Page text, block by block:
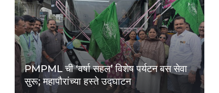
PMPML ची ‘वर्षा सहल’ विशेष पर्यटन बस सेवा
सुरू; महापौरांच्या हस्ते उद्घाटन